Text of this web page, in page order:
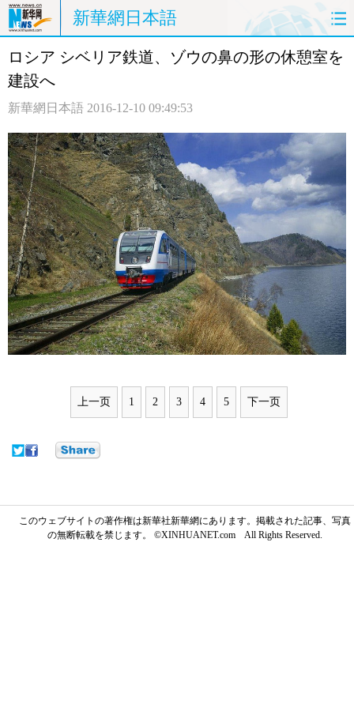
新華網日本語
ホームページ 政治 経済
観光 評論 写真
中日対訳
ロシア シベリア鉄道、ゾウの鼻の形の休憩室を
建設へ
新華網日本語 2016-12-10 09:49:53
上一页 1 2 3 4 5 下一页
このウェブサイトの著作権は新華社新華網にあります。掲載された記事、写真
の無断転載を禁じます。 ©XINHUANET.com All Rights Reserved.